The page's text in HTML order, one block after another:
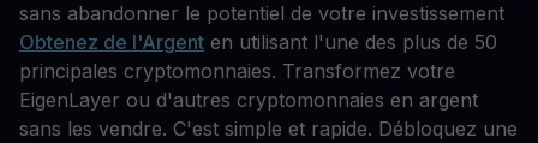
sans abandonner le potentiel de votre investissement
Obtenez de l'Argent en utilisant l'une des plus de 50
principales cryptomonnaies. Transformez votre
EigenLayer ou d'autres cryptomonnaies en argent
sans les vendre. C'est simple et rapide. Débloquez une